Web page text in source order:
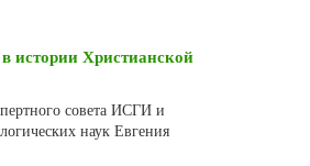
истории Христианской
совета ИСГИ и
наук Евгения